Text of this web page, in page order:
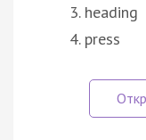
heading
press